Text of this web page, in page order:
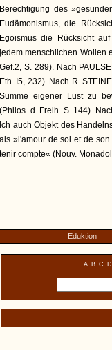
Berechtigung des
Eudämonismus, die
Egoismus die Rücksicht
jedem menschlichen Wollen
Gef.2, S. 289). Nach
Eth. I5, 232). Nach R.
Summe eigener Lust zu
(Philos. d. Freih. S. 144).
Ich auch Objekt des
als »l'amour de soi et de
tenir compte« (Nouv.
Eduktion
A B C D